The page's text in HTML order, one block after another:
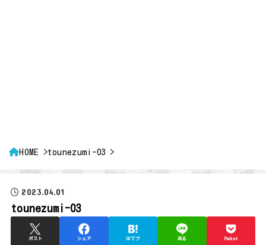
HOME tounezumi-03
2023.04.01
tounezumi-03
ポスト シェア はてブ 送る Pocket